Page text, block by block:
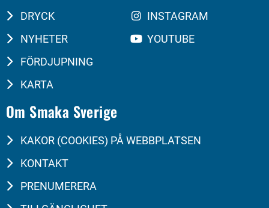
DRYCK
NYHETER
FÖRDJUPNING
KARTA
INSTAGRAM
YOUTUBE
Om Smaka Sverige
KAKOR (COOKIES) PÅ WEBBPLATSEN
KONTAKT
PRENUMERERA